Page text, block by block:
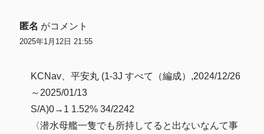
匿名 がコメント
2025年1月12日 21:55
KCNav、平安丸 (1-3J すべて（編成）,2024/12/26
～2025/01/13
S/A)0→1 1.52% 34/2242
〈潜水母艦一隻でも所持してると出ないなんて事